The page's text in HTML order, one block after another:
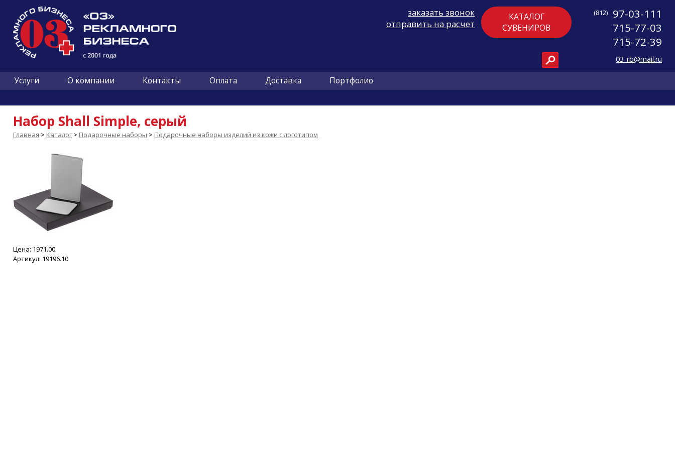
(812)
97-03-111
715-77-03
715-72-39
03_rb@mail.ru
КАТАЛОГ
СУВЕНИРОВ
заказать звонок
отправить на расчет
Услуги О компании Контакты Оплата Доставка Портфолио
Набор Shall Simple, серый
Главная > Каталог > Подарочные наборы > Подарочные наборы изделий из кожи с логотипом
Цена: 1971.00
Артикул: 19196.10